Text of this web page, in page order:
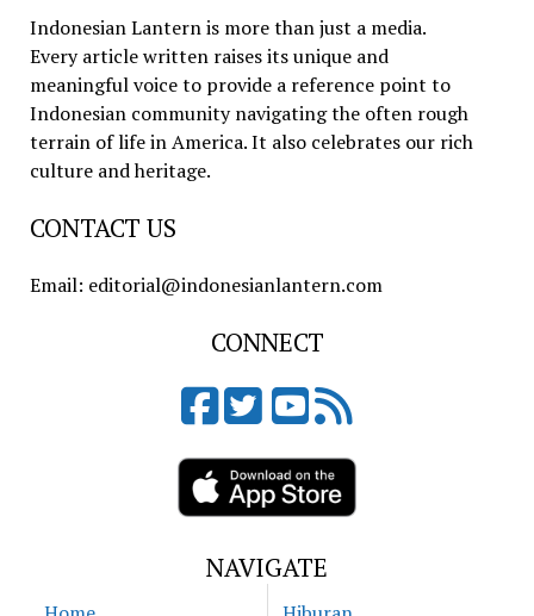
Indonesian Lantern is more than just a media.
Every article written raises its unique and
meaningful voice to provide a reference point to
Indonesian community navigating the often rough
terrain of life in America. It also celebrates our rich
culture and heritage.
CONTACT US
Email: editorial@indonesianlantern.com
CONNECT
NAVIGATE